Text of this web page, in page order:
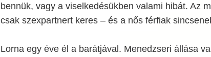
bennük, vagy a viselkedésükben valami hibát. Az
csak szexpartnert keres – és a nős férfiak
Lorna egy éve él a barátjával. Menedzseri állása